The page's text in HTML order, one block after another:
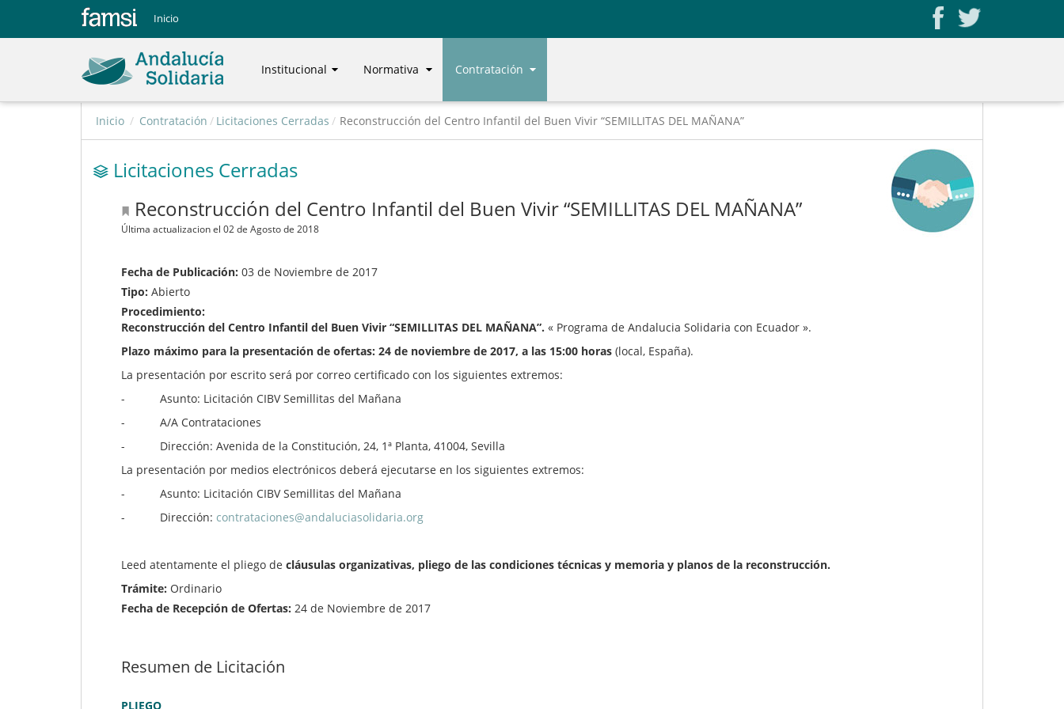
Inicio
Institucional Normativa Contratación
Inicio / Contratación / Licitaciones Cerradas / Reconstrucción del Centro Infantil del Buen Vivir “SEMILLITAS DEL MAÑANA”
Licitaciones Cerradas
Reconstrucción del Centro Infantil del Buen Vivir “SEMILLITAS DEL MAÑANA”
Última actualizacion el 02 de Agosto de 2018
Fecha de Publicación: 03 de Noviembre de 2017
Tipo: Abierto
Procedimiento:
Reconstrucción del Centro Infantil del Buen Vivir “SEMILLITAS DEL MAÑANA”. « Programa de Andalucia Solidaria con Ecuador ».
Plazo máximo para la presentación de ofertas: 24 de noviembre de 2017, a las 15:00 horas (local, España).
La presentación por escrito será por correo certificado con los siguientes extremos:
- Asunto: Licitación CIBV Semillitas del Mañana
- A/A Contrataciones
- Dirección: Avenida de la Constitución, 24, 1ª Planta, 41004, Sevilla
La presentación por medios electrónicos deberá ejecutarse en los siguientes extremos:
- Asunto: Licitación CIBV Semillitas del Mañana
- Dirección: contrataciones@andaluciasolidaria.org
Leed atentamente el pliego de cláusulas organizativas, pliego de las condiciones técnicas y memoria y planos de la reconstrucción.
Trámite: Ordinario
Fecha de Recepción de Ofertas: 24 de Noviembre de 2017
Resumen de Licitación
PLIEGO